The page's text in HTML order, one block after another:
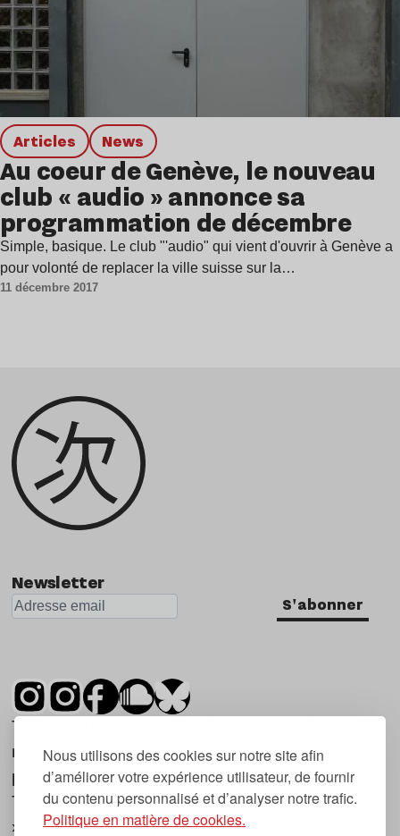
Nous utilisons des cookies sur notre site afin
d’améliorer votre expérience utilisateur, de fournir
du contenu personnalisé et d’analyser notre trafic.
Politique en matière de cookies.
Articles news
Au coeur de Genève, le nouveau
club « audio » annonce sa
programmation de décembre
Simple, basique. Le club "'audio" qui vient d'ouvrir à Genève a
pour volonté de replacer la ville suisse sur la…
11 décembre 2017
Newsletter
S'abonner
Tsugi est un mensuel indépendant sur la
musique et les nouvelles tendances, dont la
première parution date de 2007.
Tsugi en japonais signifie « prochain », « suivant
», ce qui correspond à la thématique du